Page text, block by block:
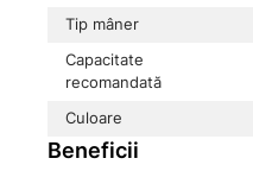
Tip mâner
Capacitate
recomandată
Culoare
Beneficii